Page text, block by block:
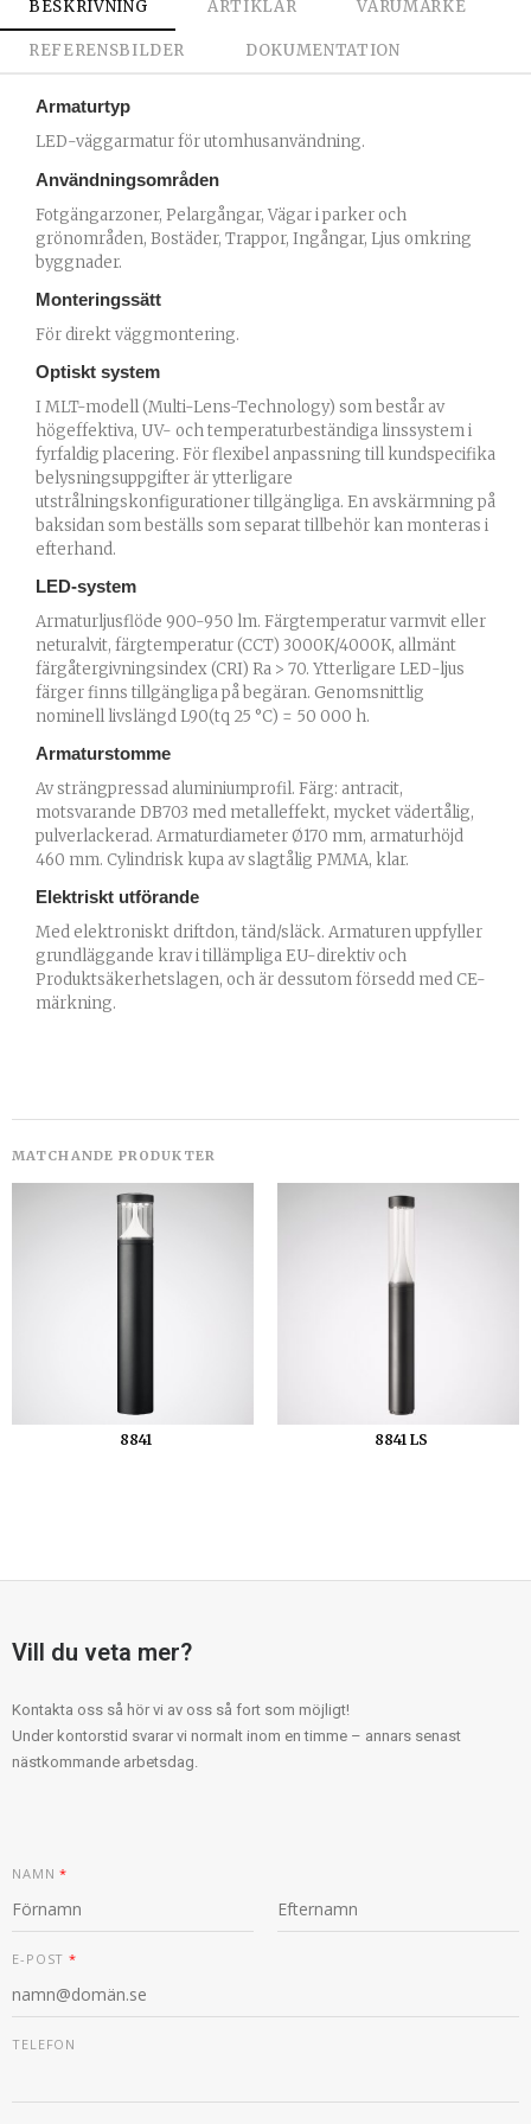
BESKRIVNING ARTIKLAR VARUMÄRKE
REFERENSBILDER DOKUMENTATION
Armaturtyp
LED-väggarmatur för utomhusanvändning.
Användningsområden
Fotgängarzoner, Pelargångar, Vägar i parker och
grönområden, Bostäder, Trappor, Ingångar, Ljus omkring
byggnader.
Monteringssätt
För direkt väggmontering.
Optiskt system
I MLT-modell (Multi-Lens-Technology) som består av
högeffektiva, UV- och temperaturbeständiga linssystem i
fyrfaldig placering. För flexibel anpassning till kundspecifika
belysningsuppgifter är ytterligare
utstrålningskonfigurationer tillgängliga. En avskärmning på
baksidan som beställs som separat tillbehör kan monteras i
efterhand.
LED-system
Armaturljusflöde 900-950 lm. Färgtemperatur varmvit eller
neturalvit, färgtemperatur (CCT) 3000K/4000K, allmänt
färgåtergivningsindex (CRI) Ra > 70. Ytterligare LED-ljus
färger finns tillgängliga på begäran. Genomsnittlig
nominell livslängd L90(tq 25 °C) = 50 000 h.
Armaturstomme
Av strängpressad aluminiumprofil. Färg: antracit,
motsvarande DB703 med metalleffekt, mycket vädertålig,
pulverlackerad. Armaturdiameter Ø170 mm, armaturhöjd
460 mm. Cylindrisk kupa av slagtålig PMMA, klar.
Elektriskt utförande
Med elektroniskt driftdon, tänd/släck. Armaturen uppfyller
grundläggande krav i tillämpliga EU-direktiv och
Produktsäkerhetslagen, och är dessutom försedd med CE-
märkning.
8841 8841 LS
Vill du veta mer?
Kontakta oss så hör vi av oss så fort som möjligt!
Under kontorstid svarar vi normalt inom en timme – annars senast
nästkommande arbetsdag.
E
E
F
N
-
P
S
NAMN*
Ö
S
T
E-POST*
TELEFON